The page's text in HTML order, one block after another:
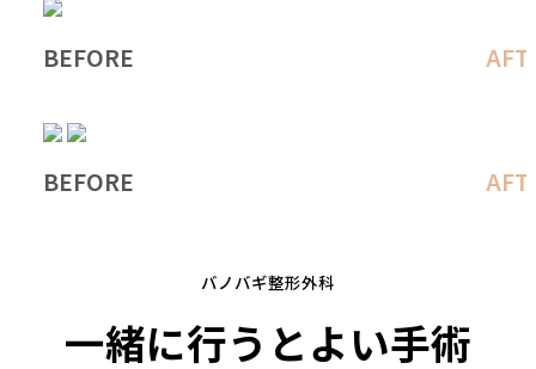
BEFORE
BEFORE
バノバギ整形外科
一緒に行うとよい手術